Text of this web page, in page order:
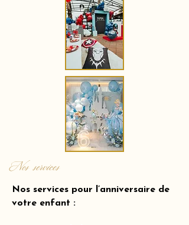
Nos services
Nos services pour l’anniversaire de
votre enfant :